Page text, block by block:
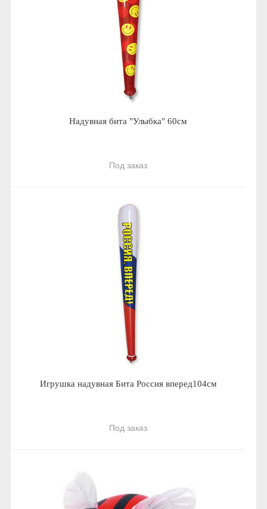
Надувная бита "Улыбка" 60см
Под заказ
Игрушка надувная Бита Россия вперед104см
Под заказ